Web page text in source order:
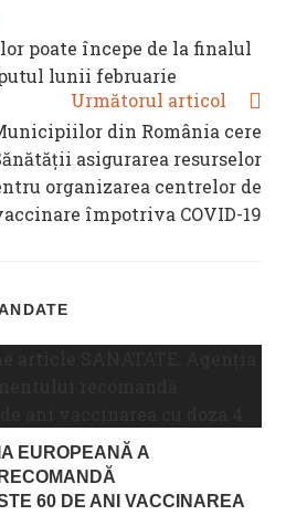
poate începe de la finalul
lunii februarie
Următorul articol
din România cere
asigurarea resurselor
organizarea centrelor de
împotriva COVID-19
EUROPEANĂ A
60 DE ANI VACCINAREA